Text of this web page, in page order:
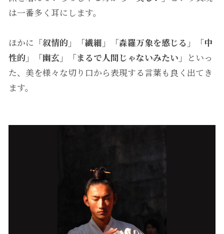
は一番多く耳にします。
ほかに 「叙情的」「繊細」「森羅万象を感じる」「中
性的」「幽玄」「まるで人間じゃないみたい」
といっ
た、美を様々な切り口から表現する言葉も良く出てき
ます。